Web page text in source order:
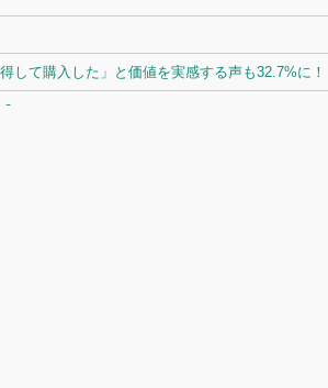
して購入した」と価値を実感する声も32.7%に！